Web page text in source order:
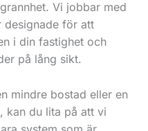
Vi jobbar med
designade för att
i din fastighet och
på lång sikt.
mindre bostad eller en
kan du lita på att vi